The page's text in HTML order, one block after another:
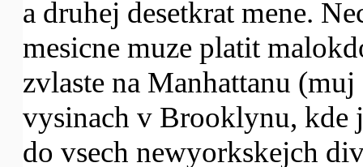
a druhej desetkrat mene.
mesicne muze platit
zvlaste na Manhattanu
vysinach v Brooklynu, kde
do vsech newyorkskejch